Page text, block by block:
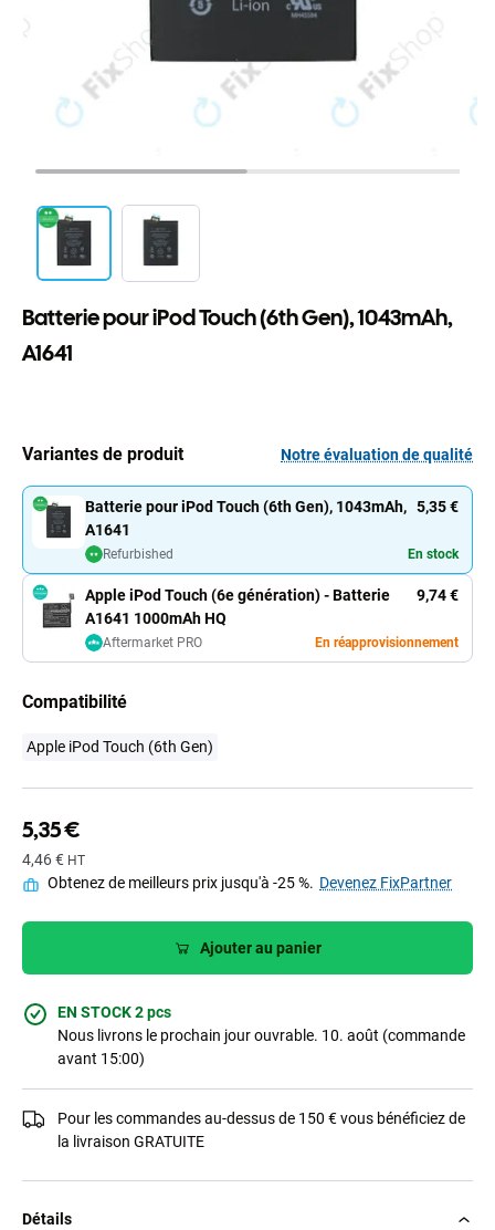
Batterie pour iPod Touch (6th Gen), 1043mAh,
A1641
Variantes de produit Notre évaluation de qualité
Batterie pour iPod Touch (6th Gen), 1043mAh,
A1641
5,35 €
Refurbished En stock
Apple iPod Touch (6e génération) - Batterie
A1641 1000mAh HQ
9,74 €
Aftermarket PRO En réapprovisionnement
Compatibilité
Apple iPod Touch (6th Gen)
5,35 €
4,46 € HT
Obtenez de meilleurs prix jusqu'à -25 %. Devenez FixPartner
Ajouter au panier
EN STOCK 2 pcs
Nous livrons le prochain jour ouvrable. 10. août (commande
avant 15:00)
Pour les commandes au-dessus de 150 € vous bénéficiez de
la livraison GRATUITE
Détails